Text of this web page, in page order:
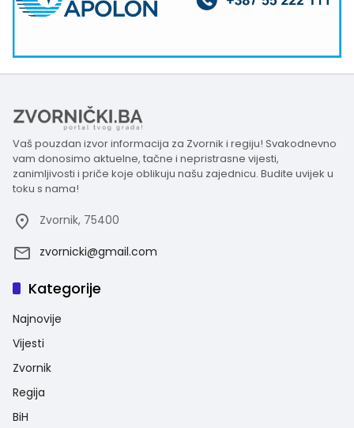
Vaš pouzdan izvor informacija za Zvornik i regiju! Svakodnevno
vam donosimo aktuelne, tačne i nepristrasne vijesti,
zanimljivosti i priče koje oblikuju našu zajednicu. Budite uvijek u
toku s nama!
Zvornik, 75400
zvornicki@gmail.com
Kategorije
Najnovije
Vijesti
Zvornik
Regija
BiH